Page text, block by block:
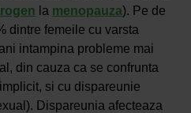
la menopauza). Pe de
dintre femeile cu varsta
intampina probleme mai
din cauza ca se confrunta
si cu dispareunie
Dispareunia afecteaza